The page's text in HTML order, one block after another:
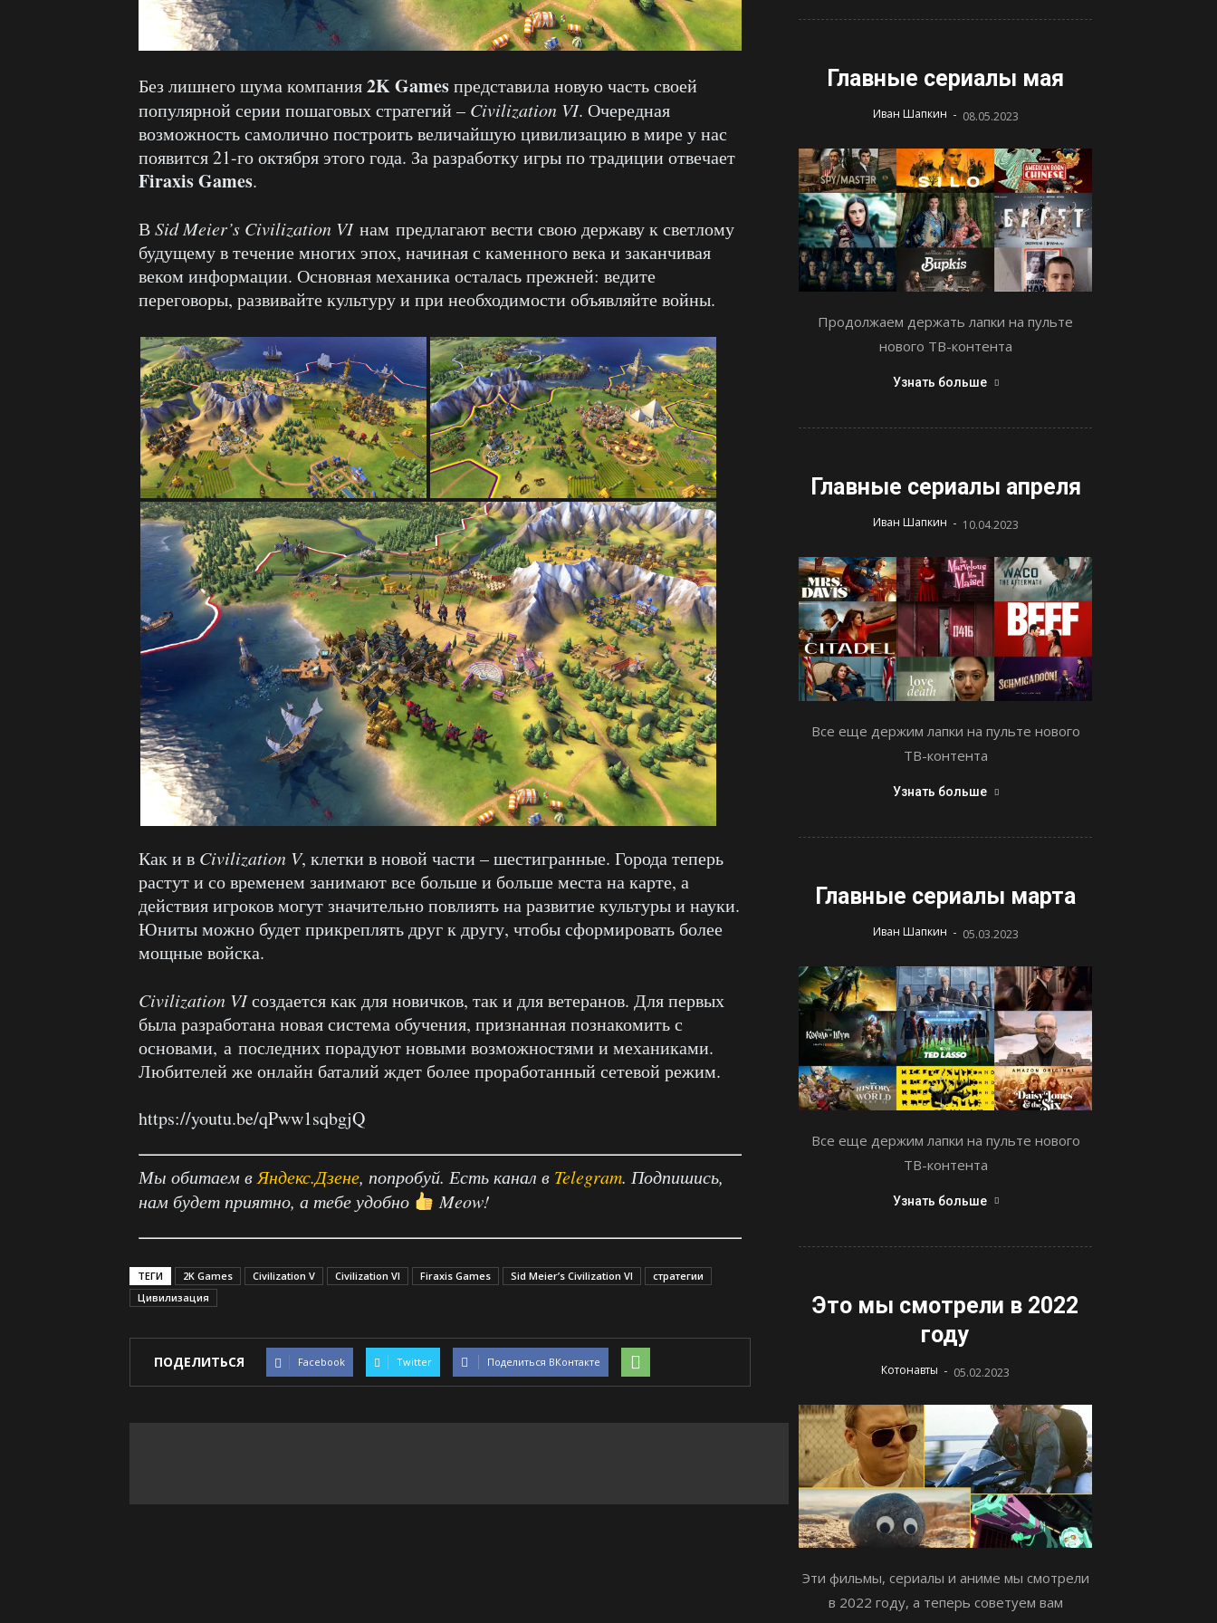
Без лишнего шума компания2K Gamesпредставила новую часть своей
популярной серии пошаговых стратегий – Civilization VI. Очередная
возможность самолично построить величайшую цивилизацию в мире у нас
появится 21-го октября этого года. За разработку игры по традиции отвечает
Firaxis Games.
ВSid Meier’s Civilization VIнам предлагают вести свою державу к светлому
будущему в течение многих эпох, начиная с каменного века и заканчивая
веком информации. Основная механика осталась прежней: ведите
переговоры, развивайте культуру и при необходимости объявляйте войны.
Как и в Civilization V, клетки в новой части – шестигранные. Города теперь
растут и со временем занимают все больше и больше места на карте, а
действия игроков могут значительно повлиять на развитие культуры и науки.
Юниты можно будет прикреплять друг к другу, чтобы сформировать более
мощные войска.
Civilization VIсоздается как для новичков, так и для ветеранов. Для первых
была разработана новая система обучения, признанная познакомить с
основами, а последних порадуют новыми возможностями и механиками.
Любителей же онлайн баталий ждет более проработанный сетевой режим.
https://youtu.be/qPww1sqbgjQ
Мы обитаем в Яндекс.Дзене, попробуй. Есть канал в Telegram. Подпишись,
нам будет приятно, а тебе удобно
Meow!
ТЕГИ 2K Games Civilization V Civilization VI Firaxis Games Sid Meier’s Civilization VI
стратегии
Цивилизация
ПОДЕЛИТЬСЯ Facebook Twitter Поделиться ВКонтакте
Главные сериалы мая
Иван Шапкин - 08.05.2023
Продолжаем держать лапки на пульте
нового ТВ-контента
Узнать больше
Главные сериалы апреля
Иван Шапкин - 10.04.2023
Все еще держим лапки на пульте нового
ТВ-контента
Узнать больше
Главные сериалы марта
Иван Шапкин - 05.03.2023
Все еще держим лапки на пульте нового
ТВ-контента
Узнать больше
Это мы смотрели в 2022
году
Котонавты - 05.02.2023
Эти фильмы, сериалы и аниме мы смотрели
в 2022 году, а теперь советуем вам